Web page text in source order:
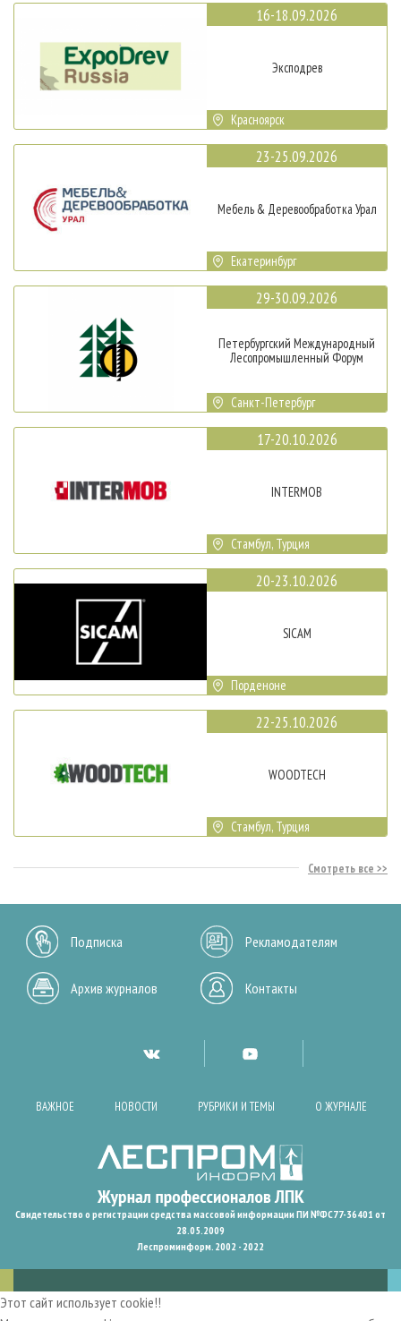
16-18.09.2026
Эксподрев
Красноярск
23-25.09.2026
Мебель & Деревообработка Урал
Екатеринбург
29-30.09.2026
Петербургский Международный
Лесопромышленный Форум
Санкт-Петербург
17-20.10.2026
INTERMOB
Стамбул, Турция
20-23.10.2026
SICAM
Порденоне
22-25.10.2026
WOODTECH
Стамбул, Турция
Смотреть все
Подписка Рекламодателям
Архив журналов Контакты
ВАЖНОЕ НОВОСТИ РУБРИКИ И ТЕМЫ О ЖУРНАЛЕ
Свидетельство о регистрации средства массовой информации ПИ №ФС77-36401 от
28.05.2009
Леспроминформ. 2002 - 2022
Этот сайт использует cookie!!